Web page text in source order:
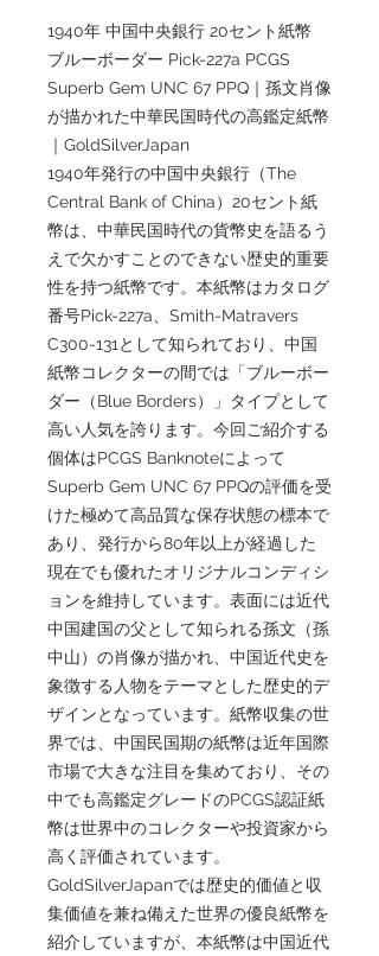
1940年 中国中央銀行 20セント紙幣
ブルーボーダー Pick-227a PCGS
Superb Gem UNC 67 PPQ｜孫文肖像
が描かれた中華民国時代の高鑑定紙幣
｜GoldSilverJapan
1940年発行の中国中央銀行（The
Central Bank of China）20セント紙
幣は、中華民国時代の貨幣史を語るう
えで欠かすことのできない歴史的重要
性を持つ紙幣です。本紙幣はカタログ
番号Pick-227a、Smith-Matravers
C300-131として知られており、中国
紙幣コレクターの間では「ブルーボー
ダー（Blue Borders）」タイプとして
高い人気を誇ります。今回ご紹介する
個体はPCGS Banknoteによって
Superb Gem UNC 67 PPQの評価を受
けた極めて高品質な保存状態の標本で
あり、発行から80年以上が経過した
現在でも優れたオリジナルコンディシ
ョンを維持しています。表面には近代
中国建国の父として知られる孫文（孫
中山）の肖像が描かれ、中国近代史を
象徴する人物をテーマとした歴史的デ
ザインとなっています。紙幣収集の世
界では、中国民国期の紙幣は近年国際
市場で大きな注目を集めており、その
中でも高鑑定グレードのPCGS認証紙
幣は世界中のコレクターや投資家から
高く評価されています。
GoldSilverJapanでは歴史的価値と収
集価値を兼ね備えた世界の優良紙幣を
紹介していますが、本紙幣は中国近代